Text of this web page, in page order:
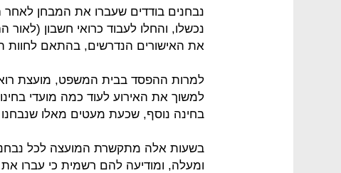
נבחנים בודדים שעברו את המבחן
נכשלו, והחלו לעבוד כרואי חשבון
את האישורים הנדרשים, בהתאם לחוות
למרות ההפסד בבית המשפט, מועצת
למשוך את האירוע לעוד כמה מועדי
בחינה נוסף, שכעת מעטים מאלו שנבחנו ביולי 2017 נדרשים לגשת
ומעלה, ומודיעה להם רשמית כי עברו את